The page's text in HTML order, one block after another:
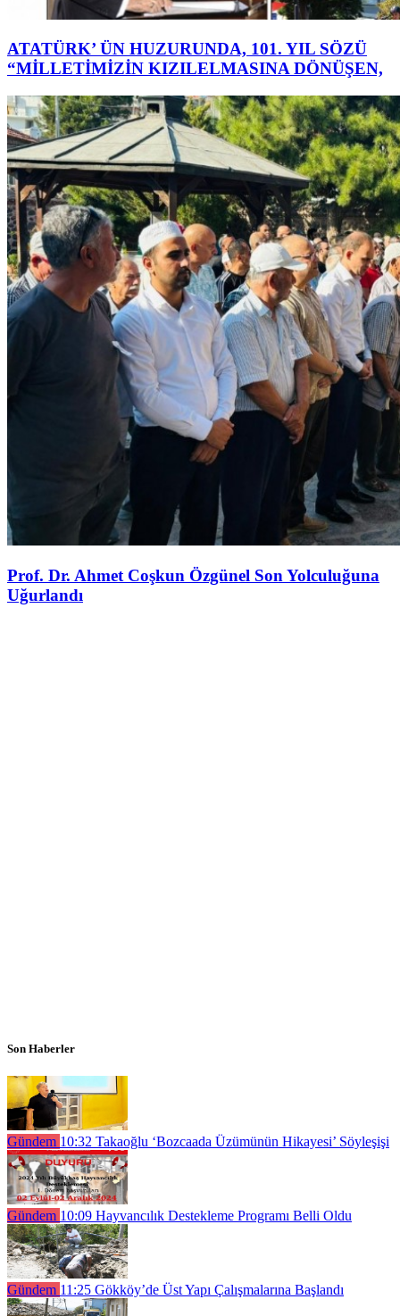
ATATÜRK’ ÜN HUZURUNDA, 101. YIL SÖZÜ
“MİLLETİMİZİN KIZILELMASINA DÖNÜŞEN,
Prof. Dr. Ahmet Coşkun Özgünel Son Yolculuğuna
Uğurlandı
Son Haberler
Gündem 10:32 Takaoğlu ‘Bozcaada Üzümünün Hikayesi’ Söyleşişi
Gündem 10:09 Hayvancılık Destekleme Programı Belli Oldu
Gündem 11:25 Gökköy’de Üst Yapı Çalışmalarına Başlandı